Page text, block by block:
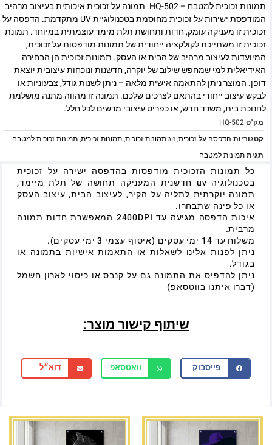
תמונות זכוכית למטבח – HQ-502. תמונה על זכוכית איכותית בעיצוב מרהיב
המודפסת ישירות על זכוכית מחוסמת בטכנולוגיית UV מתקדמת. הדפסה על
זכוכית זו מעניקה עומק, חדות ותחושת תלת מימד עוצמתית במיוחד. תמונת
זכוכית זו משתייכת לקולקציה ייחודית של תמונות מודפסות על זכוכית,
המיועדות לעיצוב מרהיב של הבית או העסק. תמונות זכוכית הן הבחירה
האידיאלית למי שמחפש שילוב של יוקרה, חדשנות ונוכחות עיצובית יוצאת
דופן. המוצר ניתן להתאמה אישית מלאה – ניתן לשנות גודל, צבעוניות או
לבקש עיצוב ייחודי בהתאם לצרכים שלכם. תמונה זו מהווה מתנה מושלמת
לחנוכת בית, משרד חדש, או כפריט עיצובי מרשים לכל חלל.
מק"טHQ-502
קטגוריות הדפסה על זכוכית,זוג תמונות זכוכית,תמונות זכוכית,תמונות זכוכית למטבח
תגיתתמונות למטבח
כל תמונות הזכוכית מודפסות בהדפסה ישירה על זכוכית
בטכנולוגיה uv חדשנית המעניקה תחושה של תלת מיימד,
תמונה יוקרתית לתליה על הקיר, לעיצוב הבית, עיצוב העסק
או כל פינה שתבחרו.
איכות הדפסה מגיעה עד 2400DPI המאפשרת חדות תמונה
מרבית.
משלוח עד 14 ימי עסקים (איסוף עצמי 3 ימי עסקים).
ניתן לפנות אלינו לשאלות או התאמות אישיות בתמונה או
בגודל.
ניתן להדפיס את התמונה גם על קנבס או כיסוי לארון חשמל
(דברו איתנו בווטסאפ)
שיתוף קישור מוצר:
פייסבוק וואטסאפ דוא״ל